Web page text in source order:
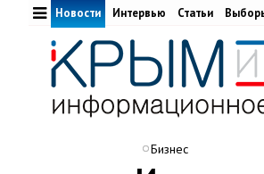
Новости Интервью Статьи
Бизнес